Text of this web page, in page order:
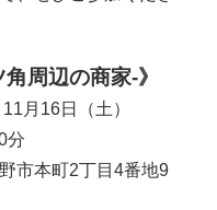
周辺の商家-》
月16日（土）
分
市本町2丁目4番地9